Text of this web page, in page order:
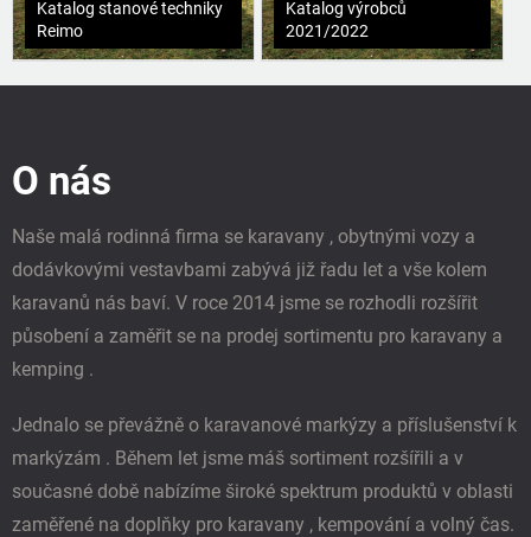
Katalog stanové techniky
Reimo
Katalog výrobců
2021/2022
O nás
Naše malá rodinná firma se karavany , obytnými vozy a
dodávkovými vestavbami zabývá již řadu let a vše kolem
karavanů nás baví. V roce 2014 jsme se rozhodli rozšířit
působení a zaměřit se na prodej sortimentu pro karavany a
kemping .
Jednalo se převážně o karavanové markýzy a příslušenství k
markýzám . Během let jsme máš sortiment rozšířili a v
současné době nabízíme široké spektrum produktů v oblasti
zaměřené na doplňky pro karavany , kempování a volný čas.